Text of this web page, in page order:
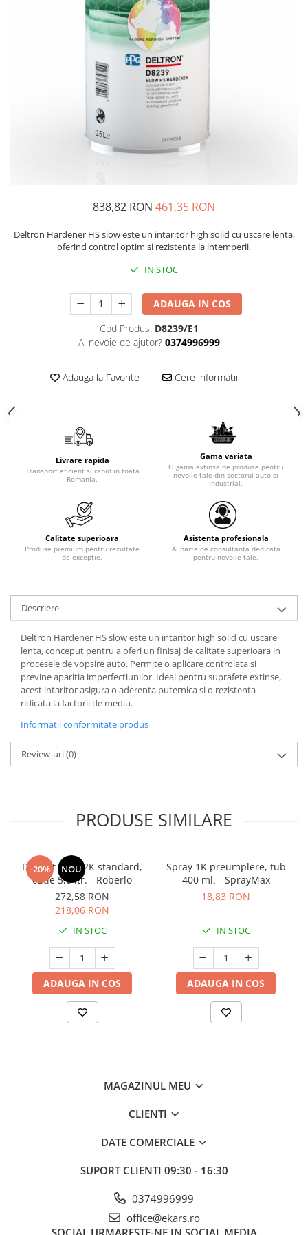
Protectie vizuala
Sisteme si pahare PPS
Pahare de amestec
838,82 RON461,35 RON
Deltron Hardener HS slow este un intaritor high solid cu uscare lenta,
oferind control optim si rezistenta la intemperii.
IN STOC
ADAUGA IN COS
Cod Produs: D8239/E1
Ai nevoie de ajutor? 0374996999
Adauga la Favorite Cere informatii
Livrare rapida
Transport eficient si rapid in toata
Romania.
Gama variata
O gama extinsa de produse pentru
nevoile tale din sectorul auto si
industrial.
Calitate superioara
Produse premium pentru rezultate
de exceptie.
Asistenta profesionala
Ai parte de consultanta dedicata
pentru nevoile tale.
Descriere
Deltron Hardener HS slow este un intaritor high solid cu uscare
lenta, conceput pentru a oferi un finisaj de calitate superioara in
procesele de vopsire auto. Permite o aplicare controlata si
previne aparitia imperfectiunilor. Ideal pentru suprafete extinse,
acest intaritor asigura o aderenta puternica si o rezistenta
ridicata la factorii de mediu.
Informatii conformitate produs
Review-uri(0)
PRODUSE SIMILARE
-20% NOU
Diluant S322 2K standard,
cutie 5,0 ltr. - Roberlo
272,58 RON
218,06 RON
IN STOC
ADAUGA IN COS
Spray 1K preumplere, tub
400 ml. - SprayMax
18,83 RON
IN STOC
ADAUGA IN COS
MAGAZINUL MEU
CLIENTI
DATE COMERCIALE
SUPORT CLIENTI 09:30 - 16:30
0374996999
office@ekars.ro